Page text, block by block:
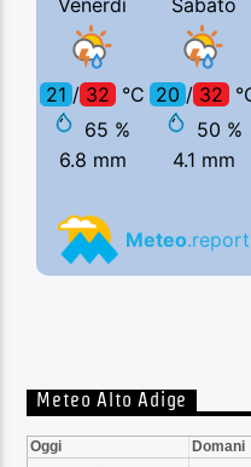
Meteo Alto Adige
Oggi Domani